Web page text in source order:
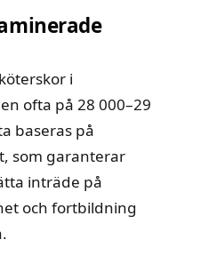
i
ofta på 28 000–29
baseras på
som garanterar
inträde på
och fortbildning